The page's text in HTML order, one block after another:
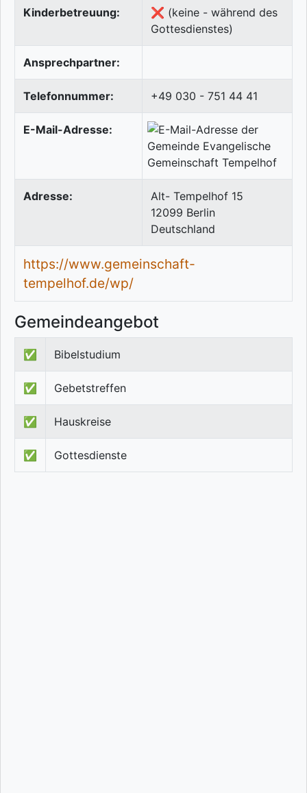
Kinderbetreuung:
❌ (keine - während des
Gottesdienstes)
Ansprechpartner:
Telefonnummer: +49 030 - 751 44 41
E-Mail-Adresse:
Adresse:
Alt- Tempelhof 15
12099 Berlin
Deutschland
https://www.gemeinschaft-
tempelhof.de/wp/
Gemeindeangebot
✅ Bibelstudium
✅ Gebetstreffen
✅ Hauskreise
✅ Gottesdienste